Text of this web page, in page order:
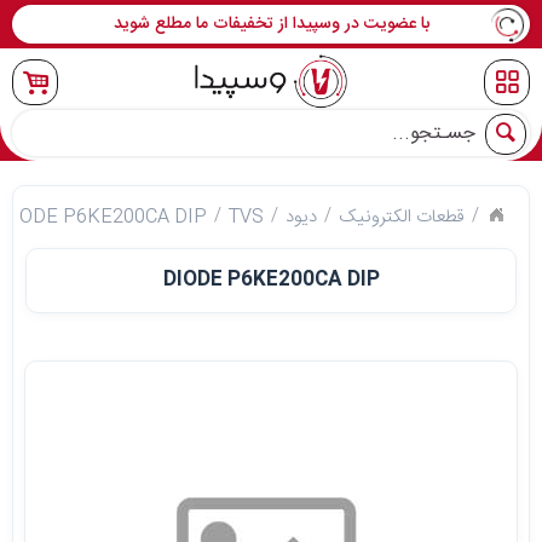
با عضویت در وسپیدا از تخفیفات ما مطلع شوید
قطعات الکترونیک دیود TVS
DIODE P6KE200CA DIP
DIODE P6KE200CA DIP